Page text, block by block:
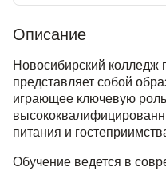
Описание
Новосибирский колледж
представляет собой
играющее ключевую роль
питания и
Обучение ведется в